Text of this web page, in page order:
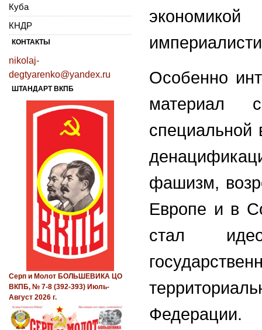
Особенно
материал
специальной
фашизм,
Европе и в
стал
Федерации.
Куба
КНДР
КОНТАКТЫ
nikolaj-
degtyarenko@yandex.ru
ШТАНДАРТ ВКПБ
Серп и Молот БОЛЬШЕВИКА ЦО
ВКПБ, № 7-8 (392-393) Июль-
Август 2026 г.